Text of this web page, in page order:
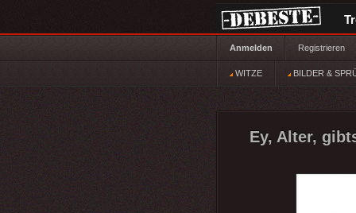
Anmelden Registrieren
WITZE BILDER &
Ey, Alter,